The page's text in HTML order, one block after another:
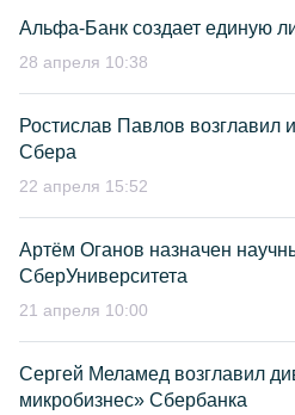
Альфа-Банк создает единую
28 апреля 10:38
Ростислав Павлов возглавил
Сбера
22 апреля 15:52
Артём Оганов назначен
СберУниверситета
21 апреля 10:00
Сергей Меламед возглавил
микробизнес» Сбербанка